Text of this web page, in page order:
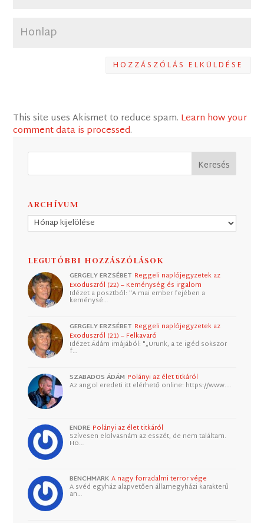
HOZZÁSZÓLÁS ELKÜLDÉSE
This site uses Akismet to reduce spam. Learn how your
comment data is processed.
ARCHÍVUM
Archívum
LEGUTÓBBI HOZZÁSZÓLÁSOK
GERGELY ERZSÉBET Reggeli naplójegyzetek az
Exoduszról (22) – Keménység és irgalom
Idézet a posztból: "A mai ember fejében a
keménysé…
GERGELY ERZSÉBET Reggeli naplójegyzetek az
Exoduszról (21) – Felkavaró
Idézet Ádám imájából: "„Urunk, a te igéd sokszor
f…
SZABADOS ÁDÁM Polányi az élet titkáról
Az angol eredeti itt elérhető online: https://www.…
ENDRE Polányi az élet titkáról
Szívesen elolvasnám az esszét, de nem találtam.
Ho…
BENCHMARK A nagy forradalmi terror vége
A svéd egyház alapvetően államegyházi karakterű
an…